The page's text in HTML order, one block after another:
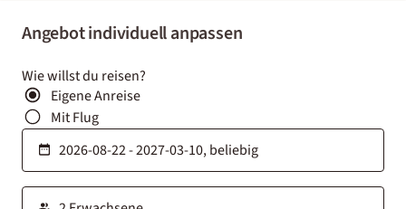
Angebot individuell anpassen
Wie willst du reisen?
Eigene Anreise
Mit Flug